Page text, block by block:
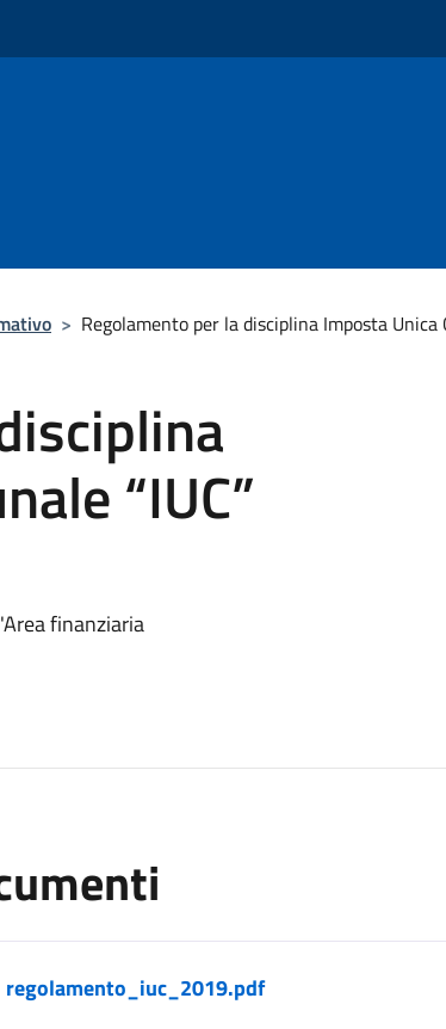
> Regolamento per la disciplina Imposta Unica
“IUC”
finanziaria
regolamento_iuc_2019.pdf